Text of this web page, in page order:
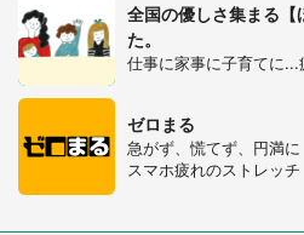
全国の優しさ集まる【
た。
仕事に家事に子育てに...
ゼロまる
急がず、慌てず、円満に
スマホ疲れのストレッチ